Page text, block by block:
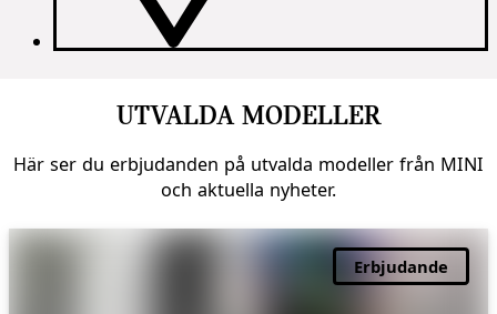
UTVALDA MODELLER
Här ser du erbjudanden på utvalda modeller från MINI
och aktuella nyheter.
Erbjudande